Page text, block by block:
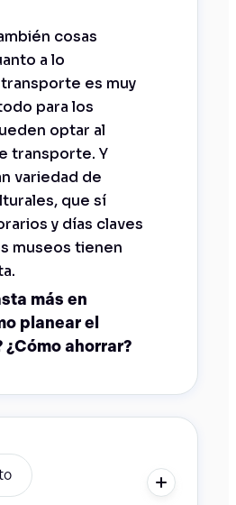
más en
planear el
ahorrar?
cosas
a lo
es muy
para los
optar al
transporte. Y
variedad de
que sí
y días claves
museos tienen